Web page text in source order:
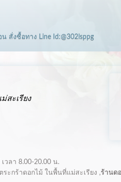
น สั่งซื้อทาง Line Id:@302lsppg
สะเรียง
วลา 8.00-20.00 น.
ะกร้าดอกไม้ ในพื้นที่แม่สะเรียง ,ร้านด